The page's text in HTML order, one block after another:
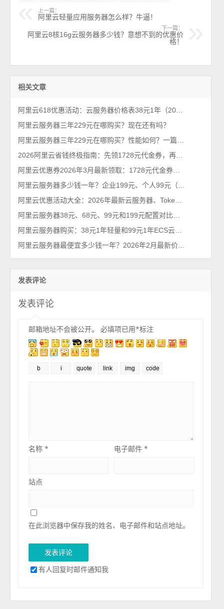
上一篇：
阿里云轻量应用服务器怎么样？牛逼！
下一篇：
阿里云8核16g云服务器多少钱？意想不到的优惠价
格！
相关文章
阿里云服务器三年229元在哪购买？现在还有吗？
发表评论
发表评论
邮箱地址不会被公开。 必填项已用*标注
名称* 电子邮件*
站点
在此浏览器中保存我的姓名、电子邮件和站点地址。
有人回复时邮件通知我